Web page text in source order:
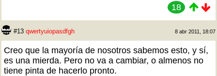
18
#13 qwertyuiopasdfgh 8 abr 2011, 18:07
Creo que la mayoría de nosotros sabemos esto, y sí,
es una mierda. Pero no va a cambiar, o almenos no
tiene pinta de hacerlo pronto.